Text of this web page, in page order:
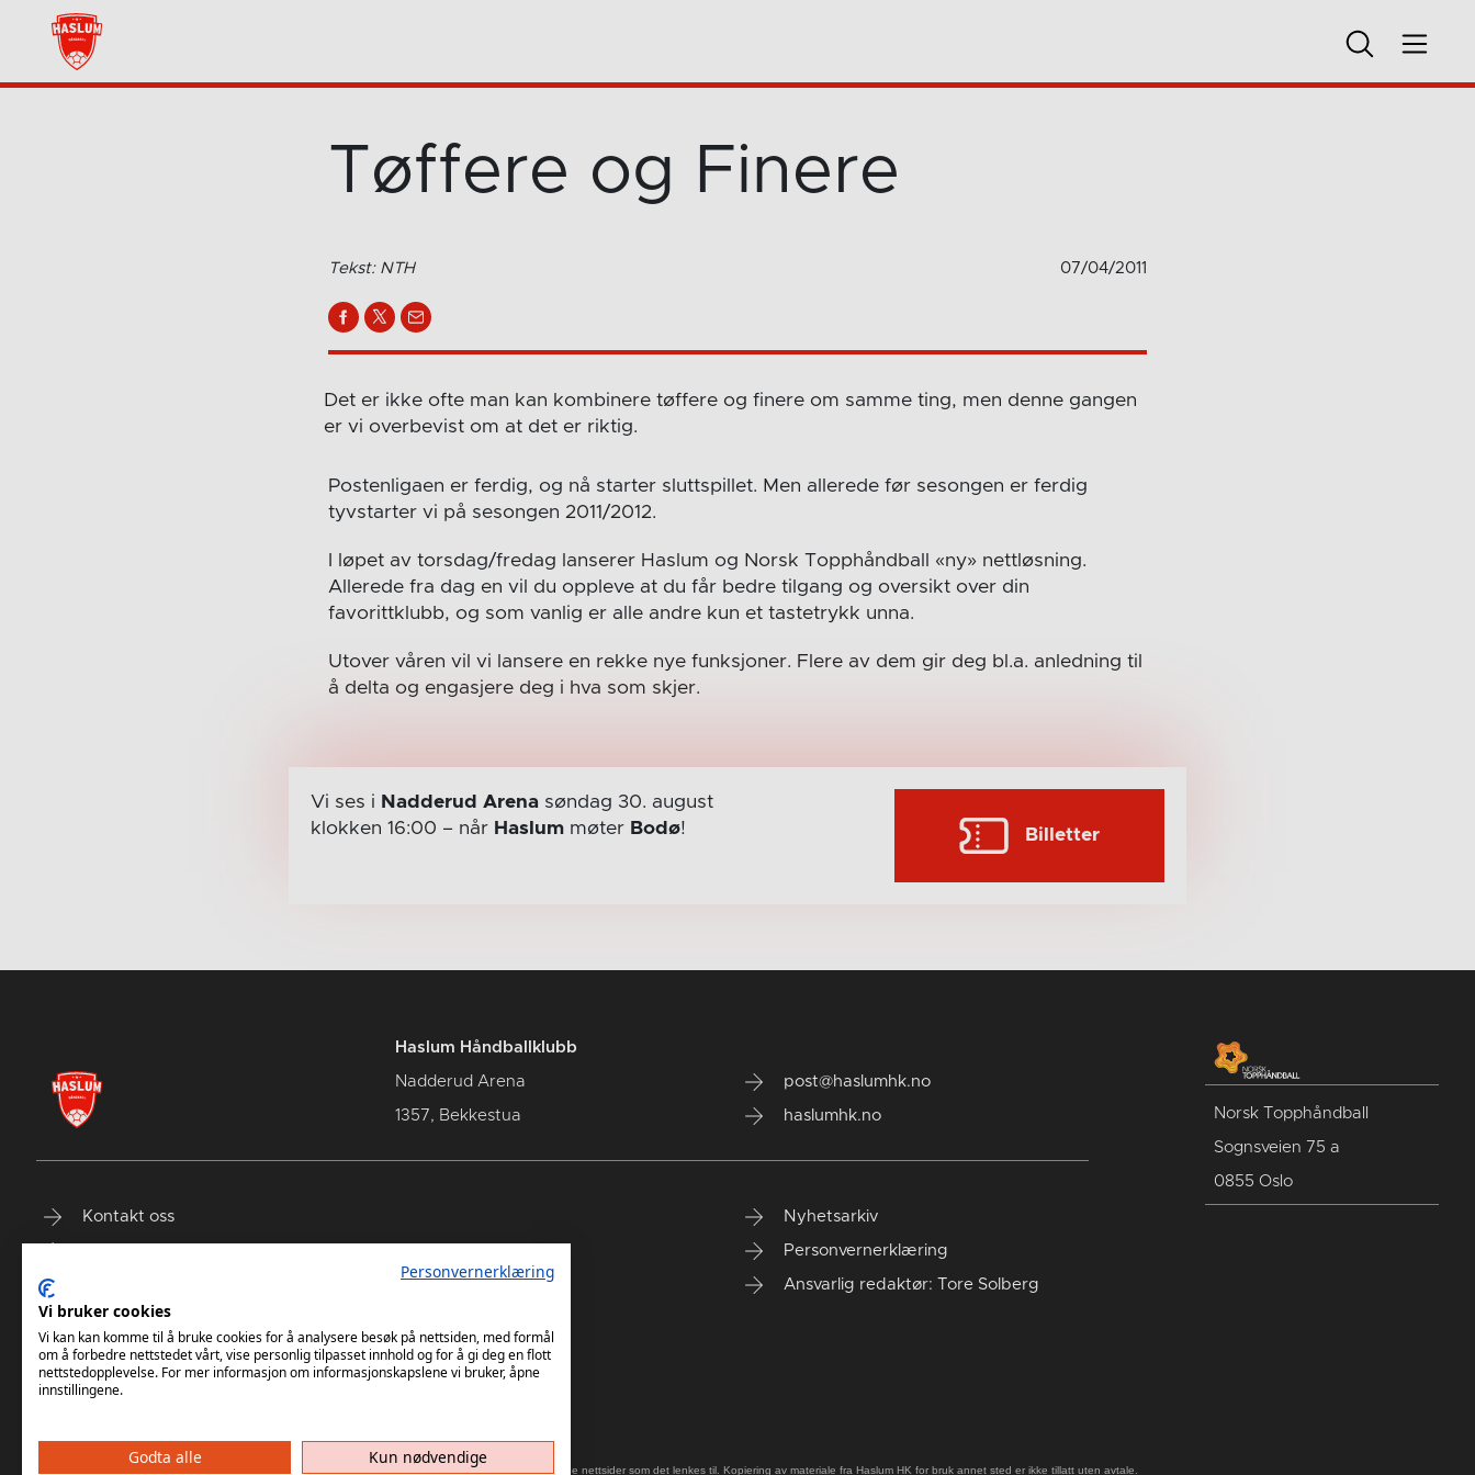
Tøffere og Finere
Tekst: NTH 07/04/2011
Det er ikke ofte man kan kombinere tøffere og finere om samme ting, men denne gangen
er vi overbevist om at det er riktig.
Postenligaen er ferdig, og nå starter sluttspillet. Men allerede før sesongen er ferdig
tyvstarter vi på sesongen 2011/2012.
I løpet av torsdag/fredag lanserer Haslum og Norsk Topphåndball «ny» nettløsning.
Allerede fra dag en vil du oppleve at du får bedre tilgang og oversikt over din
favorittklubb, og som vanlig er alle andre kun et tastetrykk unna.
Utover våren vil vi lansere en rekke nye funksjoner. Flere av dem gir deg bl.a. anledning til
å delta og engasjere deg i hva som skjer.
Vi ses i Nadderud Arenasøndag 30. august
klokken 16:00 – når Haslummøter Bodø! Billetter
Haslum Håndballklubb
Nadderud Arena
1357, Bekkestua
post@haslumhk.no
haslumhk.no
Kontakt oss Nyhetsarkiv
Personvernerklæring
Ansvarlig redaktør: Tore Solberg
Norsk Topphåndball
Sognsveien 75 a
0855 Oslo
Haslum HK har ikke ansvar for innhold på eksterne nettsider som det lenkes til. Kopiering av materiale fra Haslum HK for bruk annet sted er ikke tillatt uten avtale.
Personvernerklæring
Vi bruker cookies
Vi kan kan komme til å bruke cookies for å analysere besøk på nettsiden, med formål
om å forbedre nettstedet vårt, vise personlig tilpasset innhold og for å gi deg en flott
nettstedopplevelse. For mer informasjon om informasjonskapslene vi bruker, åpne
innstillingene.
Godta alle Kun nødvendige